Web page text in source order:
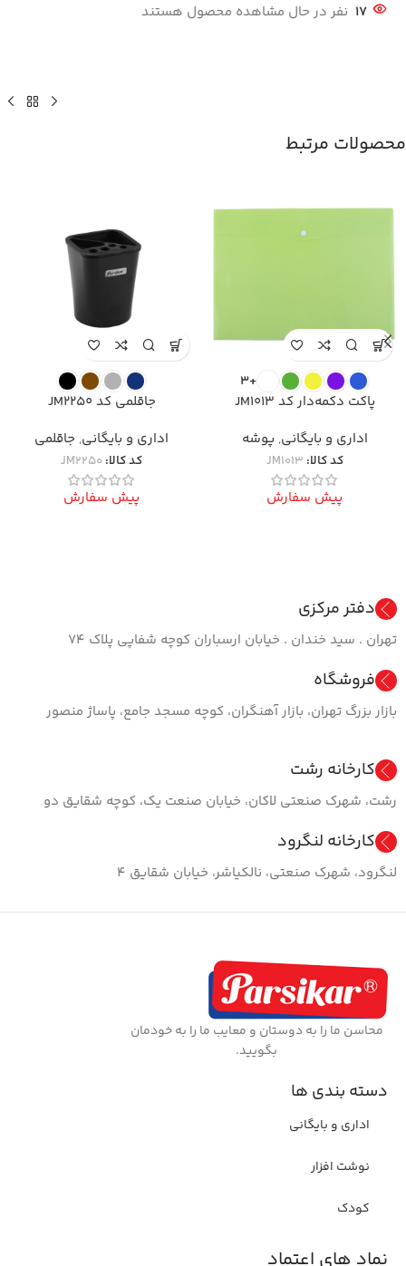
17 نفر در حال مشاهده محصول هستند
محصولات مرتبط
+3
پاکت دکمه‌دار کد JM1013
اداری و بایگانی, پوشه
کد کالا: JM1013
پیش سفارش
جاقلمی کد JM2250
اداری و بایگانی, جاقلمی
کد کالا:JM2250
پیش سفارش
دفتر مرکزی
تهران . سید خندان . خیابان ارسباران کوچه شفاپی پلاک ۷۴
فروشگاه
بازار بزرگ تهران، بازار آهنگران، کوچه مسجد جامع، پاساژ منصور
کارخانه رشت
رشت، شهرک صنعتی لاکان، خیابان صنعت یک، کوچه شقایق دو
کارخانه لنگرود
لنگرود، شهرک صنعتی، نالکیاشر، خیابان شقایق ۴
محاسن ما را به دوستان و معایب ما را به خودمان
بگویید.
دسته بندی ها
اداری و بایگانی
نوشت افزار
کودک